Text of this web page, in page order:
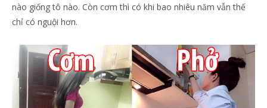
nào giống tô nào. Còn cơm thì có khi bao nhiêu năm vẫn thế
chỉ có nguội hơn.